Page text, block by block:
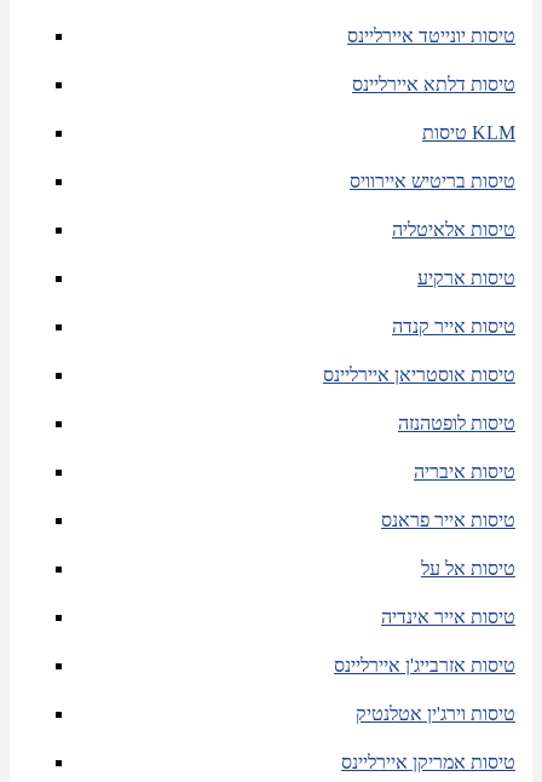
טיסות יונייטד איירליינס
טיסות דלתא איירליינס
טיסות KLM
טיסות בריטיש איירוויס
טיסות אלאיטליה
טיסות ארקיע
טיסות אייר קנדה
טיסות אוסטריאן איירליינס
טיסות לופטהנזה
טיסות איבריה
טיסות אייר פראנס
טיסות אל על
טיסות אייר אינדיה
טיסות אזרבייג'ן איירליינס
טיסות וירג'ין אטלנטיק
טיסות אמריקן איירליינס